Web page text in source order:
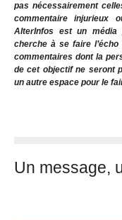
pas nécessairement
commentaire injurieux
AlterInfos est un média
cherche à se faire
commentaires dont la
de cet objectif ne seront
un autre espace pour le
Un message,